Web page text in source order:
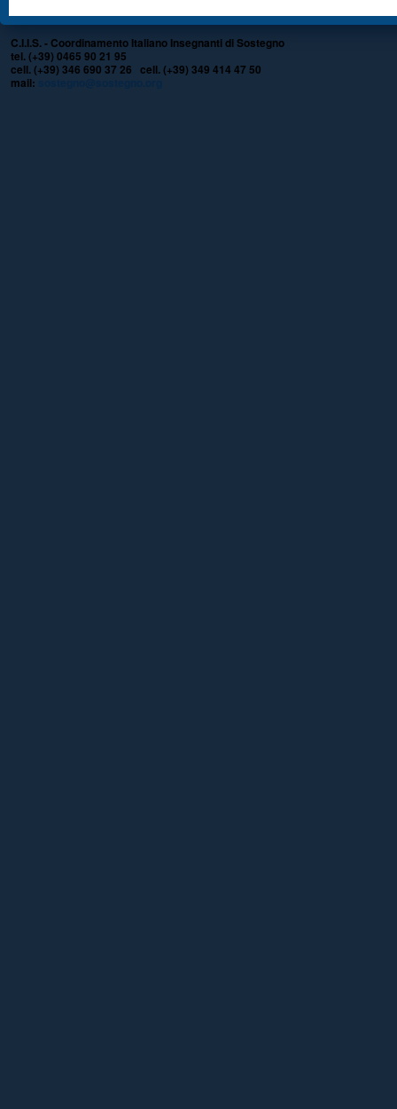
C.I.I.S. - Coordinamento Italiano Insegnanti di Sostegno
tel. (+39) 0465 90 21 95
cell. (+39) 346 690 37 26 cell. (+39) 349 414 47 50
mail: